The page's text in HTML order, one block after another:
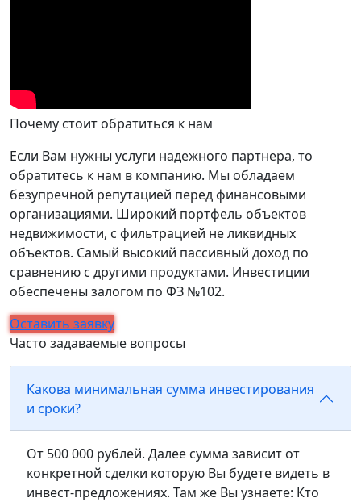
Почему стоит обратиться к нам
Если Вам нужны услуги надежного партнера, то
обратитесь к нам в компанию. Мы обладаем
безупречной репутацией перед финансовыми
организациями. Широкий портфель объектов
недвижимости, с фильтрацией не ликвидных
объектов. Самый высокий пассивный доход по
сравнению с другими продуктами. Инвестиции
обеспечены залогом по ФЗ №102.
Оставить заявку
Часто задаваемые вопросы
Какова минимальная сумма инвестирования
и сроки?
От 500 000 рублей. Далее сумма зависит от
конкретной сделки которую Вы будете видеть в
инвест-предложениях. Там же Вы узнаете: Кто